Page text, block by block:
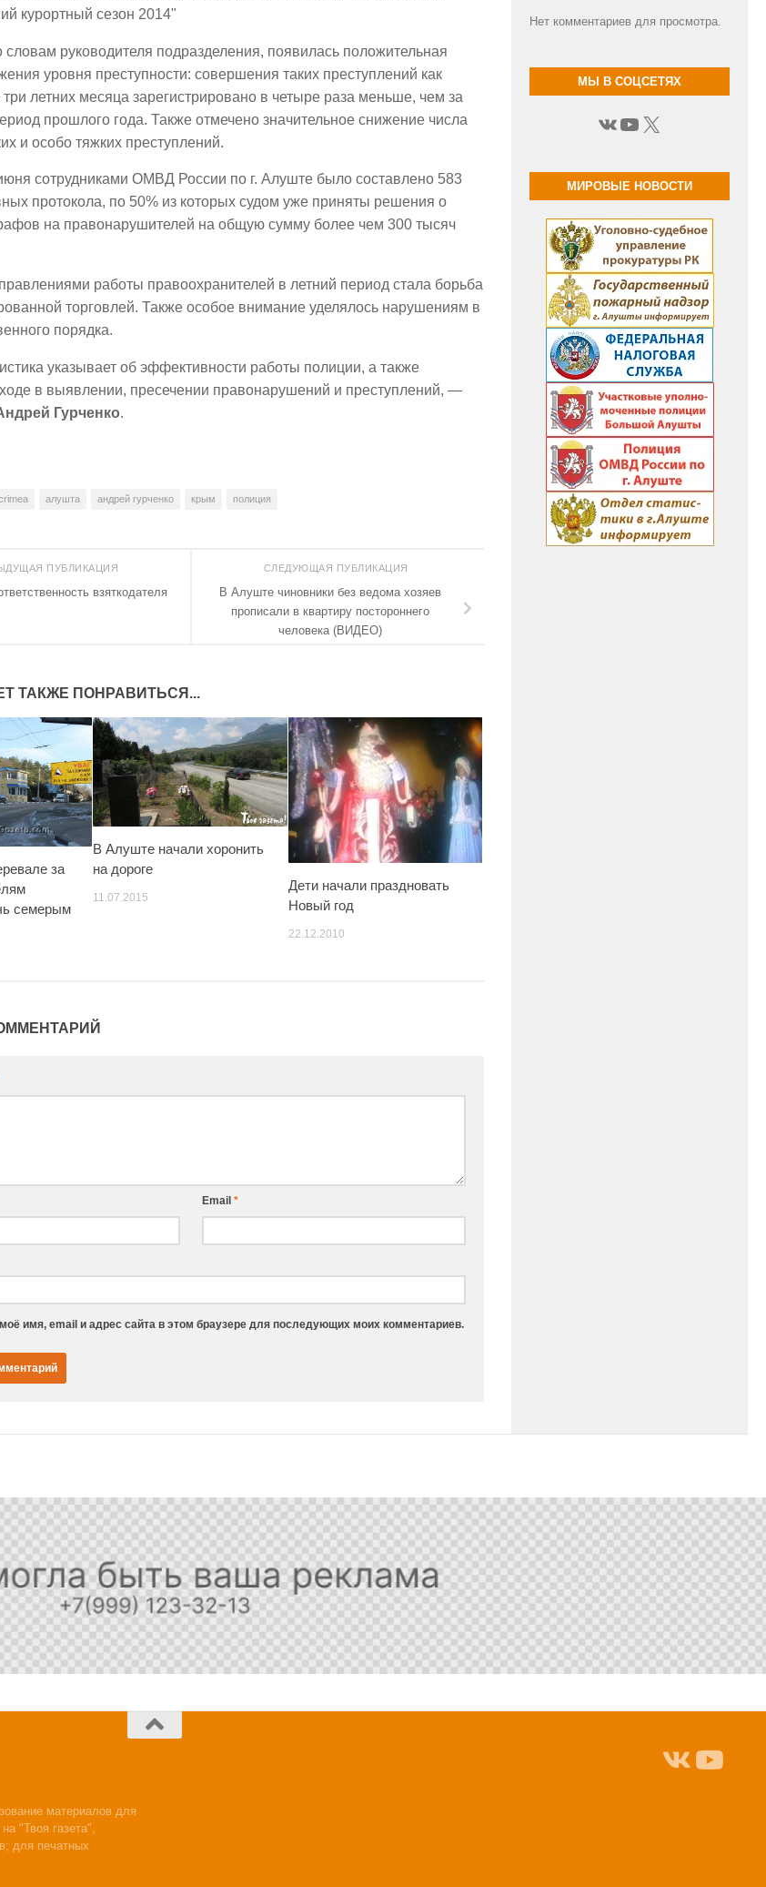
курортный сезон 2014"
словам руководителя подразделения, появилась положительная
уровня преступности: совершения таких преступлений как
летних месяца зарегистрировано в четыре раза меньше, чем за
прошлого года. Также отмечено значительное снижение числа
и особо тяжких преступлений.
сотрудниками ОМВД России по г. Алуште было составлено 583
протокола, по 50% из которых судом уже приняты решения о
на правонарушителей на общую сумму более чем 300 тысяч
работы правоохранителей в летний период стала борьба
торговлей. Также особое внимание уделялось нарушениям в
порядка.
указывает об эффективности работы полиции, а также
в выявлении, пресечении правонарушений и преступлений, —
Гурченко.
алушта андрей гурченко крым полиция
СЛЕДУЮЩАЯ ПУБЛИКАЦИЯ
В Алуште чиновники без ведома хозяев
прописали в квартиру постороннего
человека (ВИДЕО)
ПУБЛИКАЦИЯ
взяткодателя
ТАКЖЕ ПОНРАВИТЬСЯ...
за
семерым
В Алуште начали хоронить
на дороге
11.07.2015
Дети начали праздновать
Новый год
22.12.2010
Email*
имя, email и адрес сайта в этом браузере для последующих моих комментариев.
Нет комментариев для просмотра.
МЫ В СОЦСЕТЯХ
ВКонтакте
YouTube
X
МИРОВЫЕ НОВОСТИ
материалов для
"Твоя газета",
для печатных